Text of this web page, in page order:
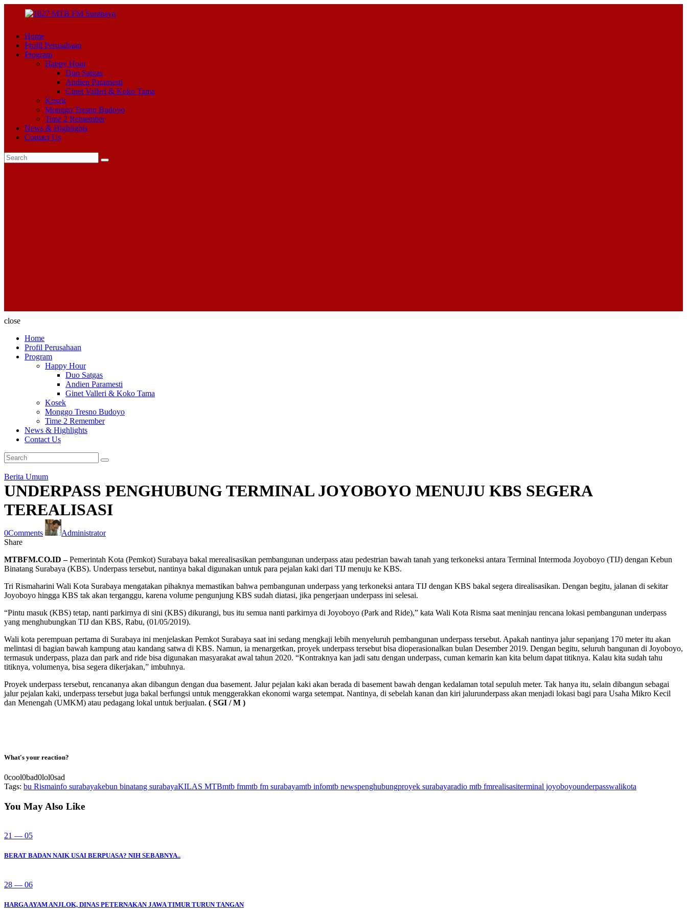
Home
Profil Perusahaan
Program
Happy Hour
Duo Satgas
Andien Paramesti
Ginet Valleri & Koko Tama
Kosek
Monggo Tresno Budoyo
Time 2 Remember
News & Highlights
Contact Us
close
Home
Profil Perusahaan
Program
Happy Hour
Duo Satgas
Andien Paramesti
Ginet Valleri & Koko Tama
Kosek
Monggo Tresno Budoyo
Time 2 Remember
News & Highlights
Contact Us
Berita Umum
UNDERPASS PENGHUBUNG TERMINAL JOYOBOYO MENUJU KBS SEGERA
TEREALISASI
0Comments
Administrator
Share
MTBFM.CO.ID –Pemerintah Kota (Pemkot) Surabaya bakal merealisasikan pembangunan underpass atau pedestrian bawah tanah yang terkoneksi antara Terminal Intermoda Joyoboyo (TIJ) dengan Kebun
Binatang Surabaya (KBS). Underpass tersebut, nantinya bakal digunakan untuk para pejalan kaki dari TIJ menuju ke KBS.
Tri Rismaharini Wali Kota Surabaya mengatakan pihaknya memastikan bahwa pembangunan underpass yang terkoneksi antara TIJ dengan KBS bakal segera direalisasikan. Dengan begitu, jalanan di sekitar
Joyoboyo hingga KBS tak akan terganggu, karena volume pengunjung KBS sudah diatasi, jika pengerjaan underpass ini selesai.
“Pintu masuk (KBS) tetap, nanti parkirnya di sini (KBS) dikurangi, bus itu semua nanti parkirnya di Joyoboyo (Park and Ride),” kata Wali Kota Risma saat meninjau rencana lokasi pembangunan underpass
yang menghubungkan TIJ dan KBS, Rabu, (01/05/2019).
Wali kota perempuan pertama di Surabaya ini menjelaskan Pemkot Surabaya saat ini sedang mengkaji lebih menyeluruh pembangunan underpass tersebut. Apakah nantinya jalur sepanjang 170 meter itu akan
melintasi di bagian bawah kampung atau kandang satwa di KBS. Namun, ia menargetkan, proyek underpass tersebut bisa dioperasionalkan bulan Desember 2019. Dengan begitu, seluruh bangunan di Joyoboyo,
termasuk underpass, plaza dan park and ride bisa digunakan masyarakat awal tahun 2020. “Kontraknya kan jadi satu dengan underpass, cuman kemarin kan kita belum dapat titiknya. Kalau kita sudah tahu
titiknya, volumenya, bisa segera dikerjakan,” imbuhnya.
Proyek underpass tersebut, rencananya akan dibangun dengan dua basement. Jalur pejalan kaki akan berada di basement bawah dengan kedalaman total sepuluh meter. Tak hanya itu, selain dibangun sebagai
jalur pejalan kaki, underpass tersebut juga bakal berfungsi untuk menggerakkan ekonomi warga setempat. Nantinya, di sebelah kanan dan kiri jalurunderpass akan menjadi lokasi bagi para Usaha Mikro Kecil
dan Menengah (UMKM) atau pedagang lokal untuk berjualan. ( SGI / M )
What's your reaction?
0cool0bad0lol0sad
Tags: bu Rismainfo surabayakebun binatang surabayaKILAS MTBmtb fmmtb fm surabayamtb infomtb newspenghubungproyek surabayaradio mtb fmrealisasiterminal joyoboyounderpasswalikota
You May Also Like
21 — 05
BERAT BADAN NAIK USAI BERPUASA? NIH SEBABNYA..
28 — 06
HARGA AYAM ANJLOK, DINAS PETERNAKAN JAWA TIMUR TURUN TANGAN